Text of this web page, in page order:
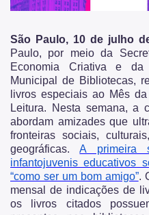
Bibliotecas
Casas de Cultura
Centros Culturais
Museu da Cidade
Praças da Cultura
Teatros
Theatro Municipal
São Paulo, 10 de julho
Paulo, por meio da
Economia Criativa e da
Municipal de Bibliotecas,
livros especiais ao Mês
Leitura. Nesta semana, a
abordam amizades que
fronteiras sociais,
geográficas.A primeira
infantojuvenis educativos
“como ser um bom amigo”.
mensal de indicações de
os livros citados